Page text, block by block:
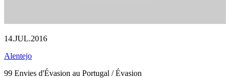
14.JUL.2016
Alentejo
99 Envies d'Évasion au Portugal / Évasion